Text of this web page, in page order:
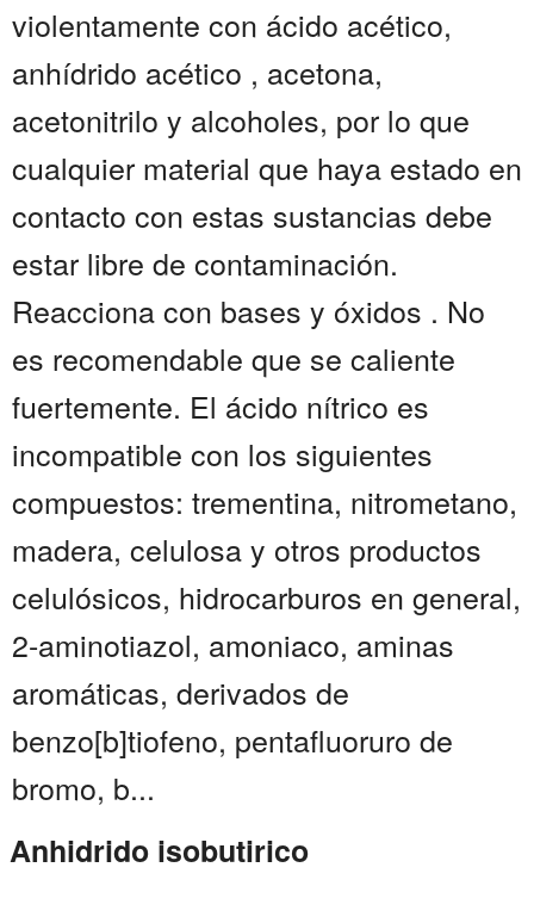
violentamente con ácido acético,
anhídrido acético , acetona,
acetonitrilo y alcoholes, por lo que
cualquier material que haya estado en
contacto con estas sustancias debe
estar libre de contaminación.
Reacciona con bases y óxidos . No
es recomendable que se caliente
fuertemente. El ácido nítrico es
incompatible con los siguientes
compuestos: trementina, nitrometano,
madera, celulosa y otros productos
celulósicos, hidrocarburos en general,
2-aminotiazol, amoniaco, aminas
aromáticas, derivados de
benzo[b]tiofeno, pentafluoruro de
bromo, b...
Anhidrido isobutirico